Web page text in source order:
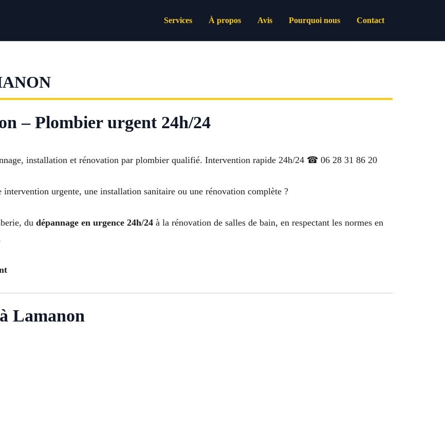
Services À propos Avis Pourquoi nous Contact
– Plombier urgent 24h/24
installation et rénovation par plombier qualifié. Intervention rapide 24h/24 ☎ 06 28 31 86 20
intervention urgente, une installation sanitaire ou une rénovation complète ?
du dépannage en urgence 24h/24 à la rénovation de salles de bain, en respectant les normes en
Lamanon